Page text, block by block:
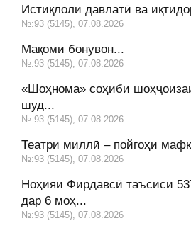
Истиқлоли давлатӣ ва
№:93 (5145), 07.08.2026
Мақоми бонувон...
№:93 (5145), 07.08.2026
«Шоҳнома» соҳиби
шуд...
№:93 (5145), 07.08.2026
Театри миллӣ – пойгоҳи
№:93 (5145), 07.08.2026
Ноҳияи Фирдавсӣ таъсиси
дар 6 моҳ...
№:93 (5145), 07.08.2026